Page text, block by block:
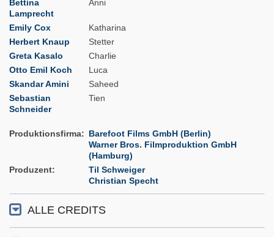
Bettina
Lamprecht
Anni
Emily Cox
Katharina
Herbert Knaup
Stetter
Greta Kasalo
Charlie
Otto Emil Koch
Luca
Skandar Amini
Saheed
Sebastian
Schneider
Tien
Produktionsfirma
Barefoot Films GmbH (Berlin)
Warner Bros. Filmproduktion GmbH
(Hamburg)
Produzent
Til Schweiger
Christian Specht
ALLE CREDITS